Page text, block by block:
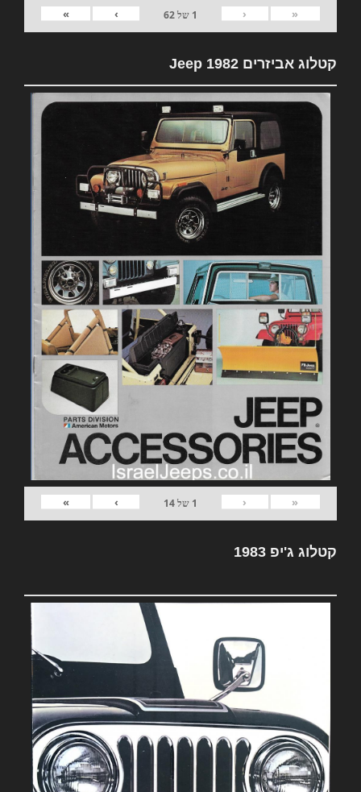
«
‹
1 של62
›
»
קטלוג אביזרים 1982 Jeep
«
‹
1 של14
›
»
קטלוג ג'יפ 1983